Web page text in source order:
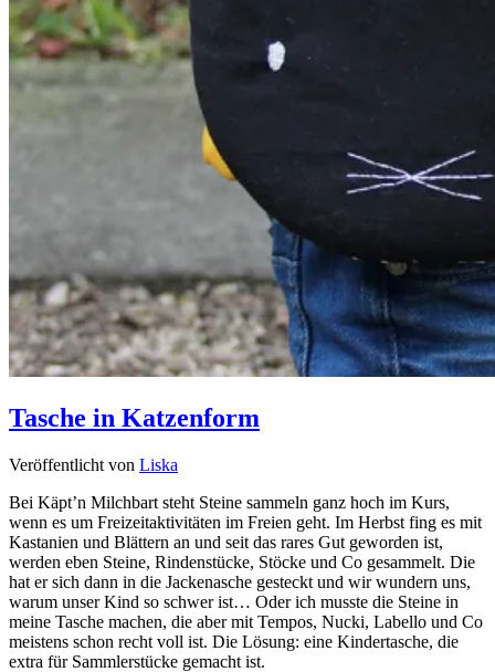
Tasche in Katzenform
Veröffentlicht von Liska
Bei Käpt’n Milchbart steht Steine sammeln ganz hoch im Kurs,
wenn es um Freizeitaktivitäten im Freien geht. Im Herbst fing es mit
Kastanien und Blättern an und seit das rares Gut geworden ist,
werden eben Steine, Rindenstücke, Stöcke und Co gesammelt. Die
hat er sich dann in die Jackenasche gesteckt und wir wundern uns,
warum unser Kind so schwer ist… Oder ich musste die Steine in
meine Tasche machen, die aber mit Tempos, Nucki, Labello und Co
meistens schon recht voll ist. Die Lösung: eine Kindertasche, die
extra für Sammlerstücke gemacht ist.